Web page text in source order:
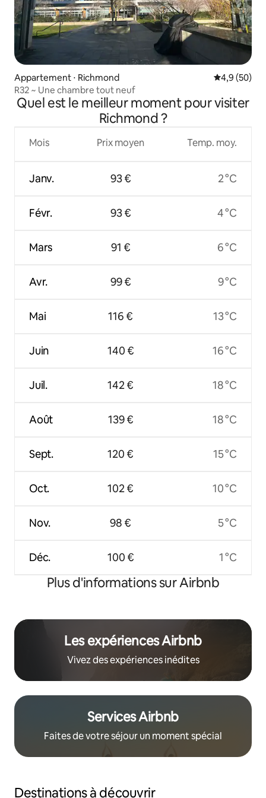
Appartement ⋅ Richmond Évaluation
4,9 (50)
R32 ~ Une chambre tout neuf
Quel est le meilleur moment pour visiter
Richmond ?
Mois
Janv.
Févr.
Mars
Avr.
Mai
Juin
Juil.
Août
Sept.
Oct.
Nov.
Déc.
Prix moyen
93 €
93 €
91 €
99 €
116 €
140 €
142 €
139 €
120 €
102 €
98 €
100 €
Temp. moy.
2 °C
4 °C
6 °C
9 °C
13 °C
16 °C
18 °C
18 °C
15 °C
10 °C
5 °C
1 °C
Plus d'informations sur Airbnb
Les expériences Airbnb
Vivez des expériences inédites
Services Airbnb
Faites de votre séjour un moment spécial
Destinations à découvrir